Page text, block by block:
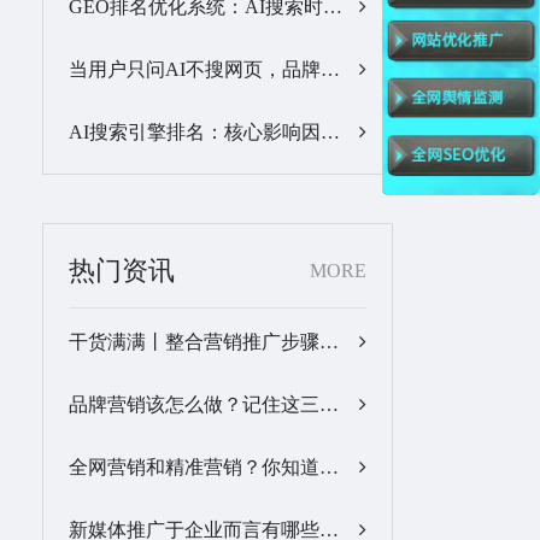
GEO排名优化系统：AI搜索时代品牌曝光优化核心工具…
当用户只问AI不搜网页，品牌的全域GEO优化该交给谁？…
AI搜索引擎排名：核心影响因素与合规优化方法…
热门资讯 MORE
干货满满丨整合营销推广步骤梳理…
品牌营销该怎么做？记住这三步，让营销更有价值！…
全网营销和精准营销？你知道怎么做吗？…
新媒体推广于企业而言有哪些优势？…